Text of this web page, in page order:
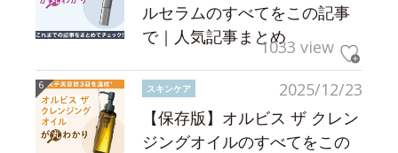
ルセラムのすべてをこの記事
で｜人気記事まとめ1033 view
2025/12/23
スキンケア
【保存版】オルビス ザ クレン
ジングオイルのすべてをこの